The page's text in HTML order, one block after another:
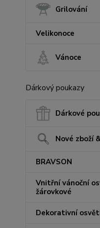
Grilování
Velikonoce
Vánoce
Dárkový poukazy
Dárkové
Nové zboží
BRAVSON
Vnitřní vánoční
žárovkové
Dekorativní